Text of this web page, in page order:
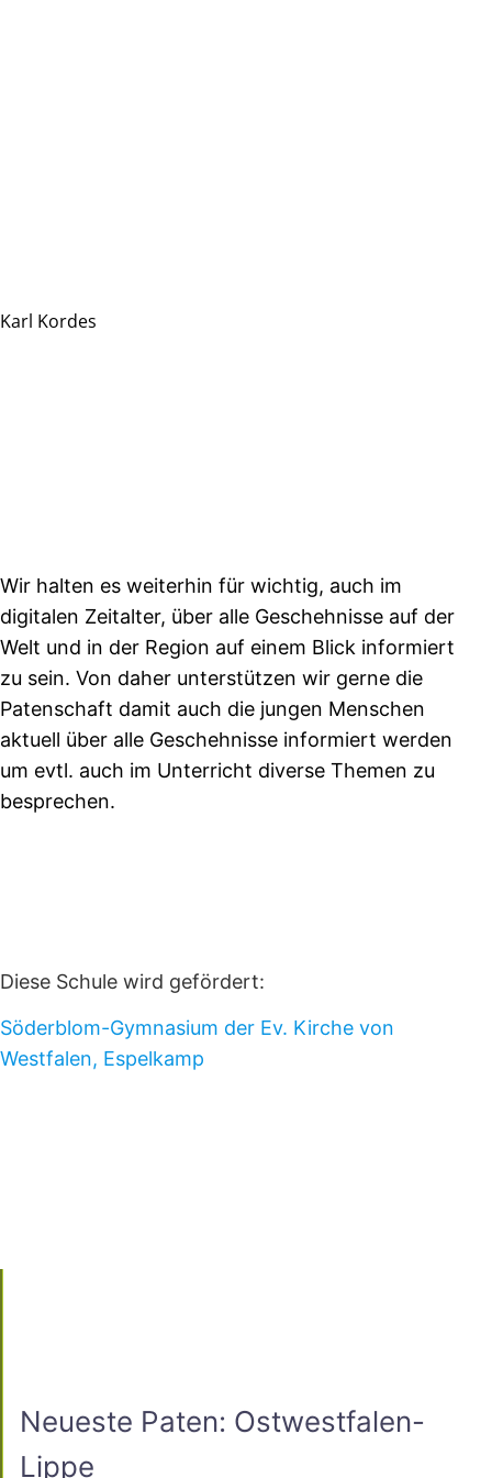
Karl Kordes
Wir halten es weiterhin für wichtig, auch im
digitalen Zeitalter, über alle Geschehnisse auf der
Welt und in der Region auf einem Blick informiert
zu sein. Von daher unterstützen wir gerne die
Patenschaft damit auch die jungen Menschen
aktuell über alle Geschehnisse informiert werden
um evtl. auch im Unterricht diverse Themen zu
besprechen.
Diese Schule wird gefördert:
Söderblom-Gymnasium der Ev. Kirche von
Westfalen, Espelkamp
Neueste Paten: Ostwestfalen-
Lippe